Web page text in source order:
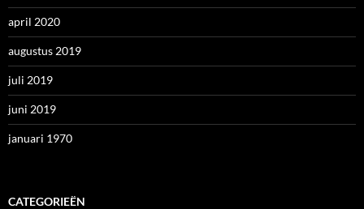
april 2020
augustus 2019
juli 2019
juni 2019
januari 1970
CATEGORIEËN